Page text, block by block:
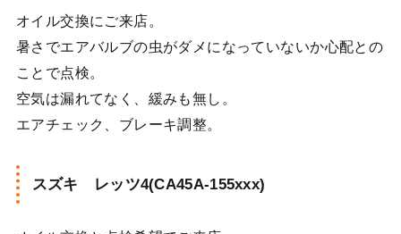
オイル交換にご来店。
暑さでエアバルブの虫がダメになっていないか心配との
ことで点検。
空気は漏れてなく、緩みも無し。
エアチェック、ブレーキ調整。
スズキ レッツ4(CA45A-155xxx)